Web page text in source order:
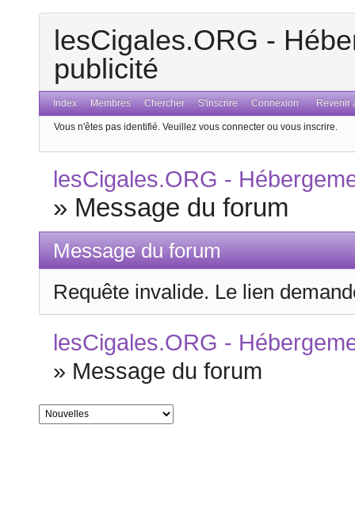
lesCigales.ORG -
publicité
Index Membres Chercher S'inscrire Connexion Revenir
Vous n'êtes pas identifié. Veuillez vous connecter ou vous inscrire.
lesCigales.ORG -
» Message du forum
Message du forum
Requête invalide. Le lien
lesCigales.ORG -
» Message du forum